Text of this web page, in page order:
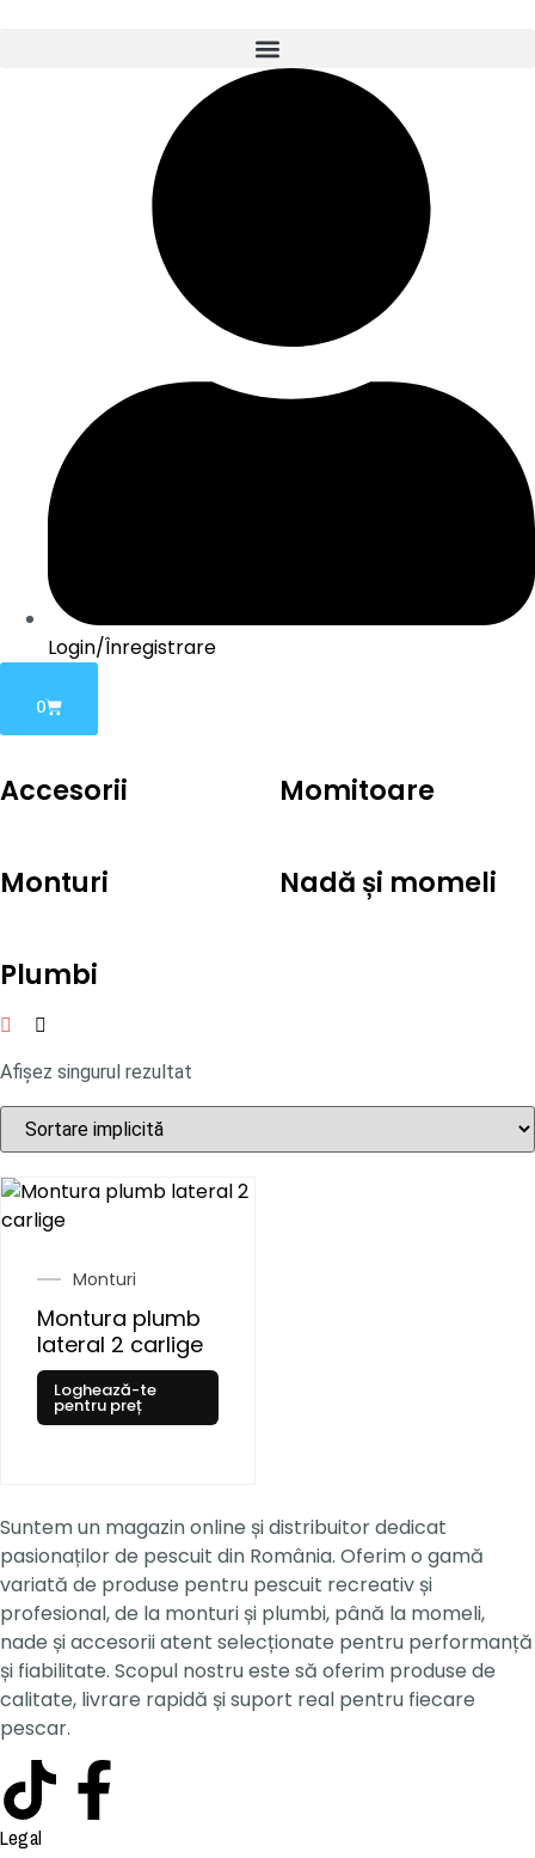
Login/Înregistrare
0
Accesorii Momitoare
Monturi Nadă și momeli
Plumbi
Afișez singurul rezultat
Monturi
Montura plumb
lateral 2 carlige
Loghează-te
pentru preț
Suntem un magazin online și distribuitor dedicat
pasionaților de pescuit din România. Oferim o gamă
variată de produse pentru pescuit recreativ și
profesional, de la monturi și plumbi, până la momeli,
nade și accesorii atent selecționate pentru performanță
și fiabilitate. Scopul nostru este să oferim produse de
calitate, livrare rapidă și suport real pentru fiecare
pescar.
Legal